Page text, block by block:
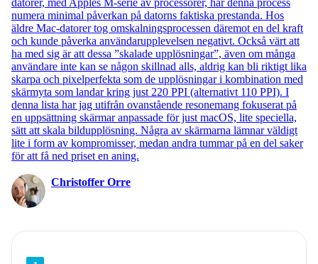
datorer, med Apples M-serie av processorer, har denna process
numera minimal påverkan på datorns faktiska prestanda. Hos
äldre Mac-datorer tog omskalningsprocessen däremot en del kraft
och kunde påverka användarupplevelsen negativt. Också värt att
ha med sig är att dessa ”skalade upplösningar”, även om många
användare inte kan se någon skillnad alls, aldrig kan bli riktigt lika
skarpa och pixelperfekta som de upplösningar i kombination med
skärmyta som landar kring just 220 PPI (alternativt 110 PPI). I
denna lista har jag utifrån ovanstående resonemang fokuserat på
en uppsättning skärmar anpassade för just macOS, lite speciella,
sätt att skala bildupplösning. Några av skärmarna lämnar väldigt
lite i form av kompromisser, medan andra tummar på en del saker
för att få ned priset en aning.
Christoffer Orre